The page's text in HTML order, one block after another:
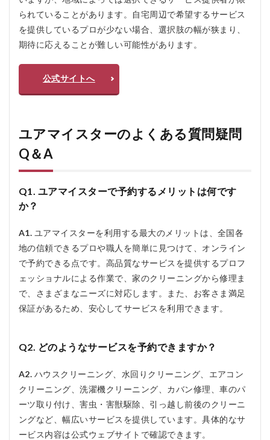
られていることがあります。自宅周辺で希望するサービス
を提供しているプロが少ない場合、選択肢の幅が狭まり、
期待に応えることが難しい可能性があります。
公式サイトへ
ユアマイスターのよくある質問疑問
Q＆A
Q1. ユアマイスターで予約するメリットは何です
か？
A1. ユアマイスターを利用する最大のメリットは、全国各
地の信頼できるプロや職人を簡単に見つけて、オンライン
で予約できる点です。高品質なサービスを提供するプロフ
ェッショナルによる作業で、家のクリーニングから修理ま
で、さまざまなニーズに対応します。また、お客さま満足
保証があるため、安心してサービスを利用できます。
Q2. どのようなサービスを予約できますか？
A2. ハウスクリーニング、水回りクリーニング、エアコン
クリーニング、洗濯機クリーニング、カバン修理、車のパ
ーツ取り付け、害虫・害獣駆除、引っ越し前後のクリーニ
ングなど、幅広いサービスを提供しています。具体的なサ
ービス内容は公式ウェブサイトで確認できます。